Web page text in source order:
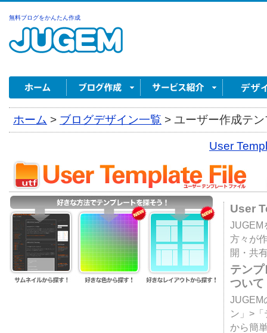
無料ブログをかんたん作成
ホーム > ブログデザイン一覧 > ユーザー作成テ
User
User
JUGEM
方々が
開・共
テン
ついて
JUGEM
ン」>
から簡